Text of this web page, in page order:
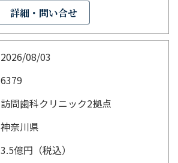
詳細・問い合せ
2026/08/03
6379
訪問歯科クリニック2拠点
神奈川県
3.5億円（税込）